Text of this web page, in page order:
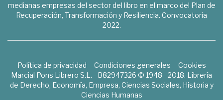
medianas empresas del sector del libro en el marco del Plan de
Recuperación, Transformación y Resiliencia. Convocatoria
2022.
Política de privacidad Condiciones generales
Cookies
Marcial Pons Librero S.L. - B82947326 © 1948 - 2018. Librería
de Derecho, Economía, Empresa, Ciencias Sociales, Historia y
Ciencias Humanas